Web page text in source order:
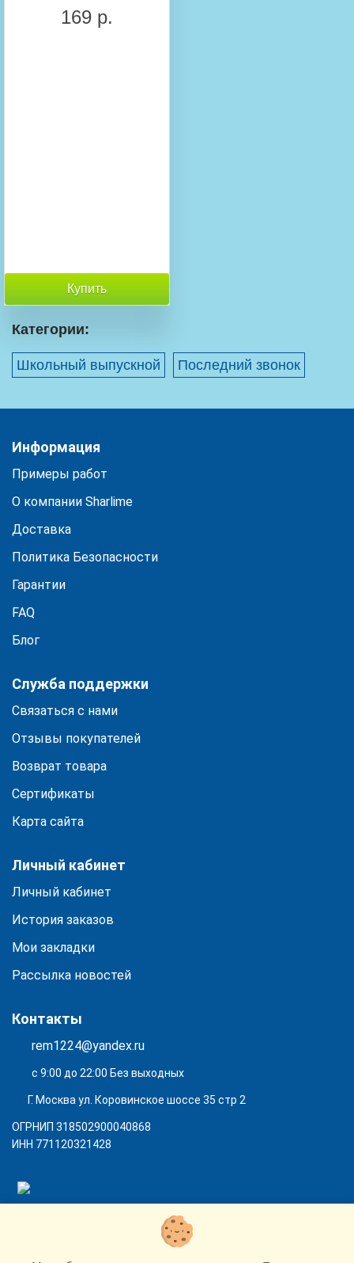
169 р.
Купить
Категории:
Школьный выпускной Последний звонок
Информация
Примеры работ
О компании Sharlime
Доставка
Политика Безопасности
Гарантии
FAQ
Блог
Служба поддержки
Связаться с нами
Отзывы покупателей
Возврат товара
Сертификаты
Карта сайта
Личный кабинет
Личный кабинет
История заказов
Мои закладки
Рассылка новостей
Контакты
rem1224@yandex.ru
с 9:00 до 22:00 Без выходных
Г. Москва ул. Коровинское шоссе 35 стр 2
ОГРНИП 318502900040868
ИНН 771120321428
(с) 2015 - 2026 “SharLime”, копирование контента запрещено и